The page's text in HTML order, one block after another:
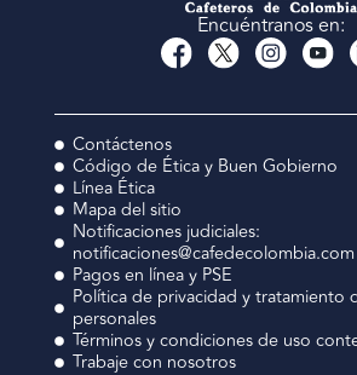
Encuéntranos en:
Contáctenos
Código de Ética y Buen Gobierno
Línea Ética
Mapa del sitio
Notificaciones judiciales:
notificaciones@cafedecolombia.com
Pagos en línea y PSE
Política de privacidad y tratamiento
personales
Términos y condiciones de uso
Trabaje con nosotros